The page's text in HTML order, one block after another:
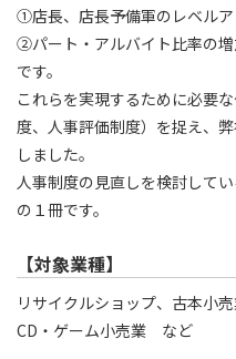
①店長、店長予備軍のレベル
②パート・アルバイト比率の
です。
これらを実現するために必要
度、人事評価制度）を捉え、
しました。
人事制度の見直しを検討して
の１冊です。
【対象業種】
リサイクルショップ、古本小
CD・ゲーム小売業 など